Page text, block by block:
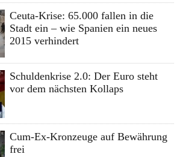
Ceuta-Krise: 65.000 fallen in die
Stadt ein – wie Spanien ein neues
2015 verhindert
Schuldenkrise 2.0: Der Euro steht
vor dem nächsten Kollaps
Cum-Ex-Kronzeuge auf Bewährung
frei